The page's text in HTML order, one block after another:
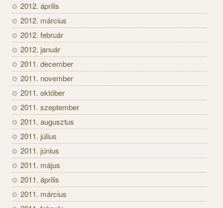
2012. április
2012. március
2012. február
2012. január
2011. december
2011. november
2011. október
2011. szeptember
2011. augusztus
2011. július
2011. június
2011. május
2011. április
2011. március